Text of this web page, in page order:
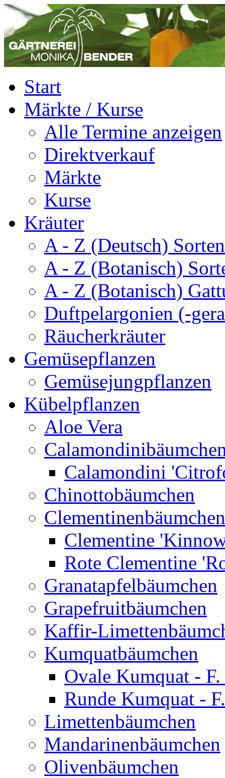
Start
Märkte / Kurse
Alle Termine anzeigen
Direktverkauf
Märkte
Kurse
Kräuter
A - Z (Deutsch)
A - Z (Botanisch)
A - Z (Botanisch)
Duftpelargonien (-
Räucherkräuter
Gemüsepflanzen
Gemüsejungpflanzen
Kübelpflanzen
Aloe Vera
Calamondini
Chinottobäumchen
Clementinenbäumchen
Clementine
Rote Clementine
Granatapfelbäumchen
Grapefruitbäumchen
Kaffir-
Kumquatbäumchen
Ovale Kumquat -
Runde Kumquat -
Limettenbäumchen
Mandarinenbäumchen
Olivenbäumchen